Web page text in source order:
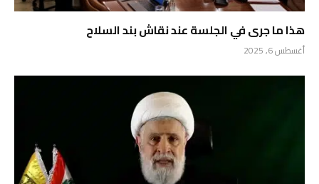
هذا ما جرى في الجلسة عند نقاش بند السلاح
أغسطس 6, 2025